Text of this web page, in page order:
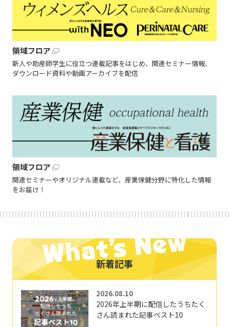
領域フロア
新人や助産師学生に役立つ連載記事をはじめ、関連セミナー情報、
ダウンロード資料や動画アーカイブを配信
領域フロア
関連セミナーやオリジナル連載など、産業保健分野に特化した情報
をお届け！
新着記事
2026.08.10
2026年上半期に配信したうちたく
さん読まれた記事ベスト10